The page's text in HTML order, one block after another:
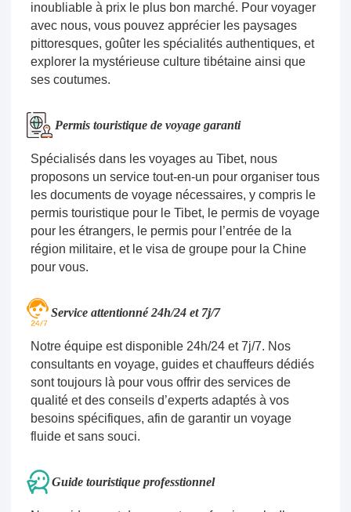
inoubliable à prix le plus bon marché. Pour voyager
avec nous, vous pouvez apprécier les paysages
pittoresques, goûter les spécialités authentiques, et
explorer la mystérieuse culture tibétaine ainsi que
ses coutumes.
Permis touristique de voyage garanti
Spécialisés dans les voyages au Tibet, nous
proposons un service tout-en-un pour organiser tous
les documents de voyage nécessaires, y compris le
permis touristique pour le Tibet, le permis de voyage
pour les étrangers, le permis pour l’entrée de la
région militaire, et le visa de groupe pour la Chine
pour vous.
Service attentionné 24h/24 et 7j/7
Notre équipe est disponible 24h/24 et 7j/7. Nos
consultants en voyage, guides et chauffeurs dédiés
sont toujours là pour vous offrir des services de
qualité et des conseils d’experts adaptés à vos
besoins spécifiques, afin de garantir un voyage
fluide et sans souci.
Guide touristique professtionnel